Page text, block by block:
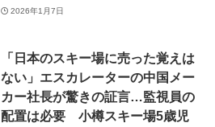
2026年1月7日
「日本のスキー場に売った覚えは
ない」エスカレーターの中国メー
カー社長が驚きの証言…監視員の
配置は必要 小樽スキー場5歳児